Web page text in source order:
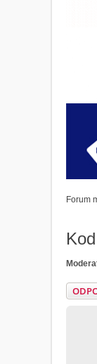
Forum